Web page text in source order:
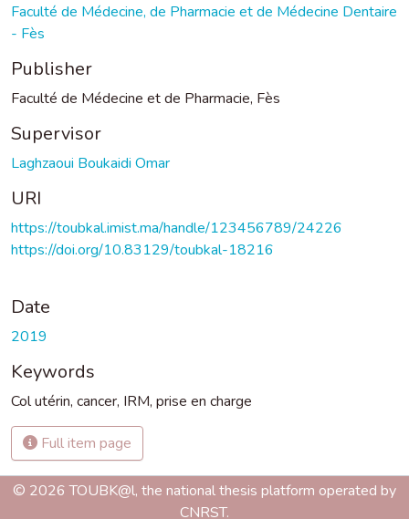
Faculté de Médecine, de Pharmacie et de Médecine Dentaire
- Fès
Publisher
Faculté de Médecine et de Pharmacie, Fès
Supervisor
Laghzaoui Boukaidi Omar
URI
https://toubkal.imist.ma/handle/123456789/24226
https://doi.org/10.83129/toubkal-18216
Date
2019
Keywords
Col utérin, cancer, IRM, prise en charge
Full item page
© 2026 TOUBK@l, the national thesis platform operated by
CNRST.